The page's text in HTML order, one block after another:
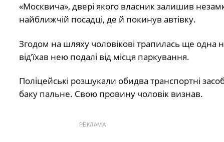
«Москвича», двері якого власник залишив
найближчій посадці, де й покинув автівку.
Згодом на шляху чоловікові трапилась ще одна
від’їхав нею подалі від місця паркування.
Поліцейські розшукали обидва транспортні
баку пальне. Свою провину чоловік визнав.
РЕКЛАМА